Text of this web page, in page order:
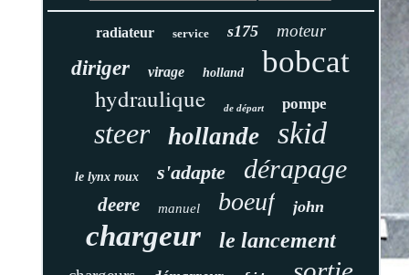
radiateur service s175 moteur
diriger virage holland bobcat
hydraulique de départ pompe
steer hollande skid
le lynx roux s'adapte dérapage
deere manuel boeuf john
chargeur le lancement